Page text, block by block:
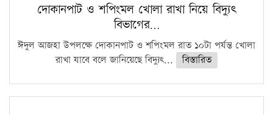
দোকানপাট ও শপিংমল খোলা রাখা নিয়ে বিদ্যুৎ
বিভাগের…
ঈদুল আজহা উপলক্ষে দোকানপাট ও শপিংমল রাত ১০টা পর্যন্ত খোলা
রাখা যাবে বলে জানিয়েছে বিদ্যুৎ...
বিস্তারিত